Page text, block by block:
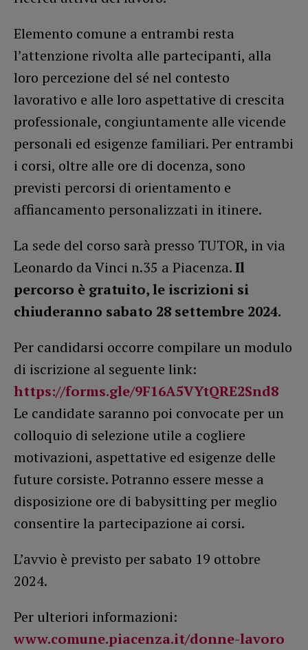
Elemento comune a entrambi resta
l’attenzione rivolta alle partecipanti, alla
loro percezione del sé nel contesto
lavorativo e alle loro aspettative di crescita
professionale, congiuntamente alle vicende
personali ed esigenze familiari. Per entrambi
i corsi, oltre alle ore di docenza, sono
previsti percorsi di orientamento e
affiancamento personalizzati in itinere.
La sede del corso sarà presso TUTOR, in via
Leonardo da Vinci n.35 a Piacenza.Il
percorso è gratuito, le iscrizioni si
chiuderanno sabato 28 settembre 2024.
Per candidarsi occorre compilare un modulo
di iscrizione al seguente link:
https://forms.gle/9F16A5VYtQRE2Snd8
Le candidate saranno poi convocate per un
colloquio di selezione utile a cogliere
motivazioni, aspettative ed esigenze delle
future corsiste. Potranno essere messe a
disposizione ore di babysitting per meglio
consentire la partecipazione ai corsi.
L’avvio è previsto per sabato 19 ottobre
2024.
Per ulteriori informazioni:
www.comune.piacenza.it/donne-lavoro